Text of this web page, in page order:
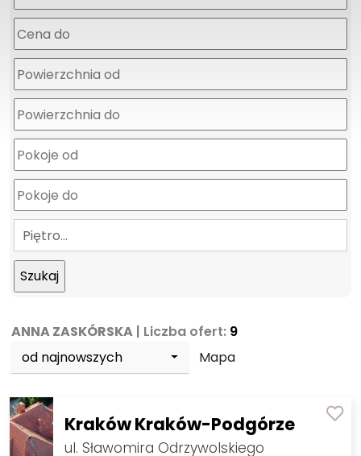
Piętro…
ANNA ZASKÓRSKA | Liczba ofert: 9
od najnowszych
Mapa
Kraków Kraków-Podgórze
ul. Sławomira Odrzywolskiego